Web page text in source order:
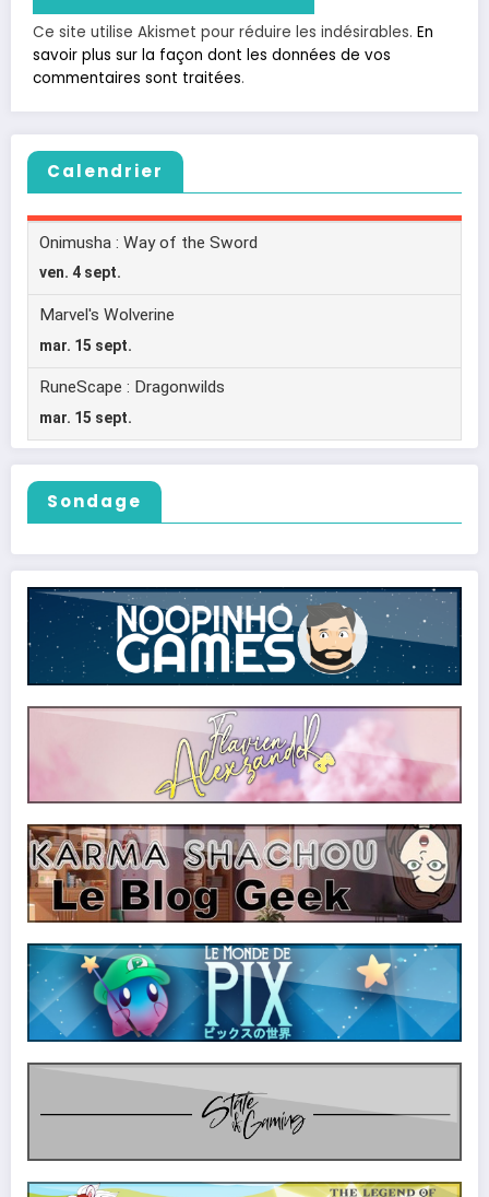
Ce site utilise Akismet pour réduire les indésirables. En
savoir plus sur la façon dont les données de vos
commentaires sont traitées.
Calendrier
Sondage